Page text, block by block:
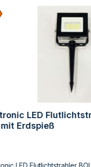
LED
Erdspieß